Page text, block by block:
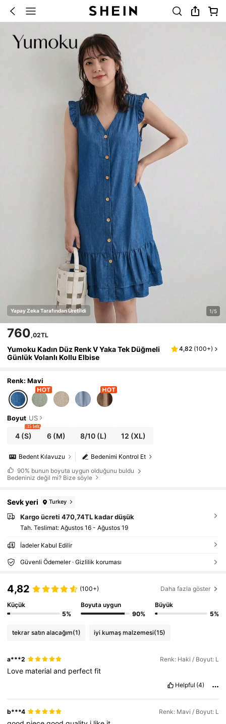
Yapay Zeka Tarafından Üretildi 1/5
760,02TL
Yumoku Kadın Düz Renk V Yaka Tek Düğmeli
Günlük Volanlı Kollu Elbise
4,82 (100+)
Renk: Mavi
Boyut US
4 (S)
35 left
6 (M) 8/10(L) 12 (XL)
Bedenimi Kontrol Et
Bedent Kılavuzu
90% bunun boyuta uygun olduğunu buldu
Bedeniniz değil mi? Bize söyle
Sevk yeri Turkey
Kargo ücreti 470,74TL kadar düşük
Tah. Teslimat: Ağustos 16 - Ağustos 19
İadeler Kabul Edilir
Güvenli Ödemeler · Gizlilik koruması
4,82 (100+) Daha fazla göster
Küçük
5%
Boyuta uygun
90%
Büyük
5%
tekrar satın alacağım(1) iyi kumaş malzemesi(15)
a***2 Renk: Haki / Boyut: L
Love materialand perfectfit
Helpful (4)
b***4 Renk: Mavi / Boyut: L